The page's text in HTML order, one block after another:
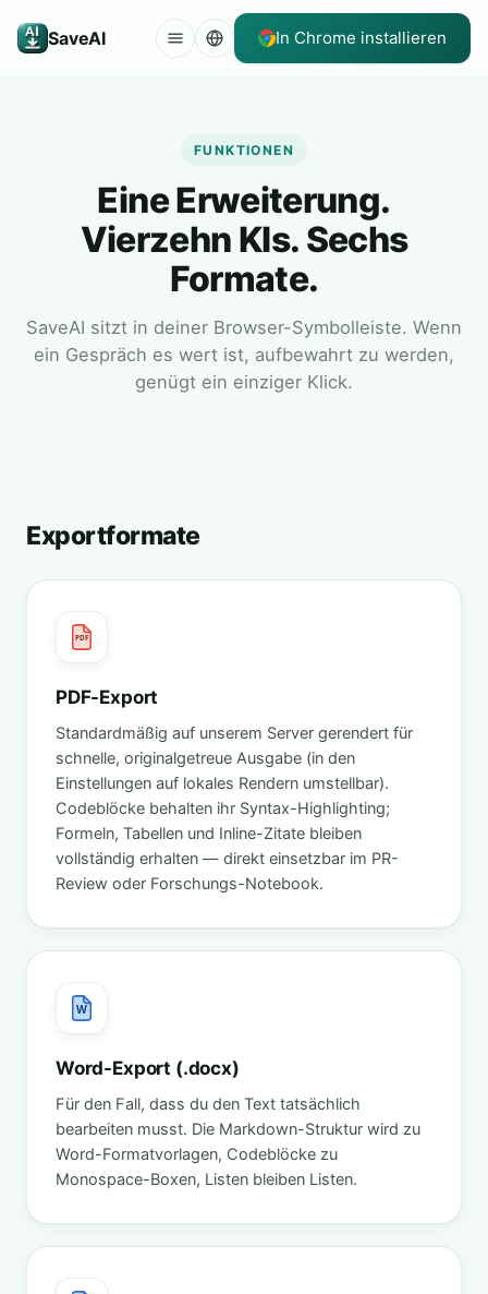
SaveAI In Chrome installieren
FUNKTIONEN
Eine Erweiterung.
Vierzehn KIs. Sechs
Formate.
SaveAI sitzt in deiner Browser-Symbolleiste. Wenn
ein Gespräch es wert ist, aufbewahrt zu werden,
genügt ein einziger Klick.
Exportformate
PDF
PDF-Export
Standardmäßig auf unserem Server gerendert für
schnelle, originalgetreue Ausgabe (in den
Einstellungen auf lokales Rendern umstellbar).
Codeblöcke behalten ihr Syntax-Highlighting;
Formeln, Tabellen und Inline-Zitate bleiben
vollständig erhalten — direkt einsetzbar im PR-
Review oder Forschungs-Notebook.
W
Word-Export (.docx)
Für den Fall, dass du den Text tatsächlich
bearbeiten musst. Die Markdown-Struktur wird zu
Word-Formatvorlagen, Codeblöcke zu
Monospace-Boxen, Listen bleiben Listen.